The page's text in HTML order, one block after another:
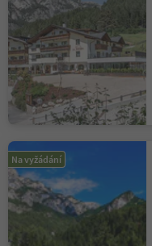
Na vyžádání